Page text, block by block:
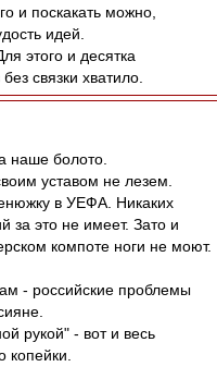
и поскакать можно,
идей.
этого и десятка
связки хватило.
наше болото.
уставом не лезем.
в УЕФА. Никаких
за это не имеет. Зато и
компоте ноги не моют.
- российские проблемы
рукой" - вот и весь
копейки.